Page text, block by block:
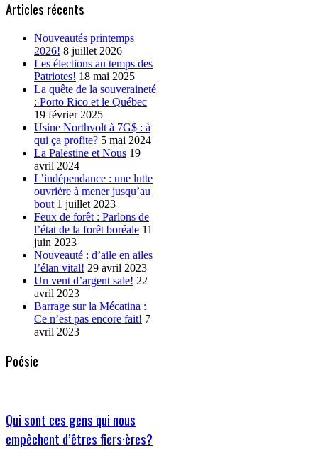
Articles récents
Nouveautés printemps
2026! 8 juillet 2026
Les élections au temps des
Patriotes! 18 mai 2025
La quête de la souveraineté
: Porto Rico et le Québec
19 février 2025
Usine Northvolt à 7G$ : à
qui ça profite? 5 mai 2024
La Palestine et Nous 19
avril 2024
L’indépendance : une lutte
ouvrière à mener jusqu’au
bout 1 juillet 2023
Feux de forêt : Parlons de
l’état de la forêt boréale 11
juin 2023
Nouveauté : d’aile en ailes
l’élan vital! 29 avril 2023
Un vent d’argent sale! 22
avril 2023
Barrage sur la Mécatina :
Ce n’est pas encore fait! 7
avril 2023
Poésie
Qui sont ces gens qui nous
empêchent d’êtres fiers·ères?